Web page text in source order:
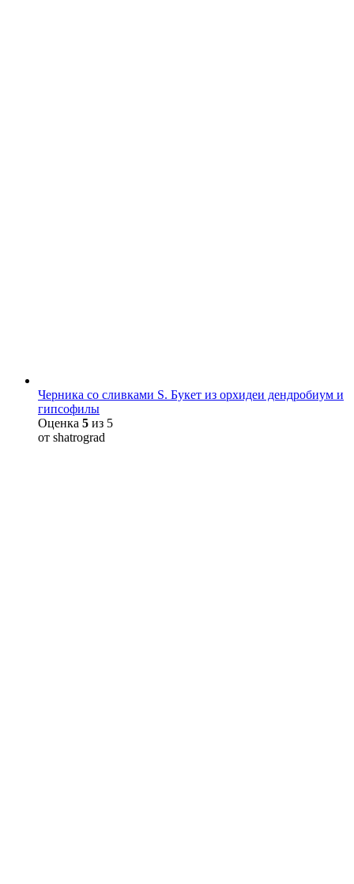
Черника со сливками S. Букет из орхидеи дендробиум и
гипсофилы
Оценка 5 из 5
от shatrograd